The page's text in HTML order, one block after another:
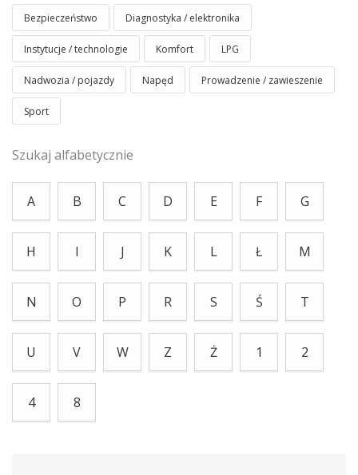
Bezpieczeństwo Diagnostyka / elektronika
Instytucje / technologie Komfort LPG
Nadwozia / pojazdy Napęd Prowadzenie / zawieszenie
Sport
Szukaj alfabetycznie
A B C D E F G
H I J K L Ł M
N O P R S Ś T
U V W Z Ż 1 2
4 8